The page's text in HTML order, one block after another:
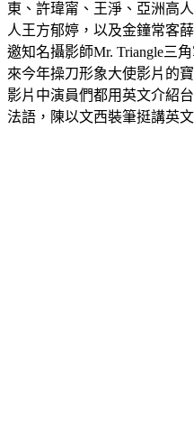
本屆首度推出的9位演員有
東、許瑋甯、王淨、亞洲高
人王方郁婷，以及金鐘常客
邀知名攝影師Mr. Triangle三
來今年操刀形象大使影片的
影片中演員們都用英文介紹